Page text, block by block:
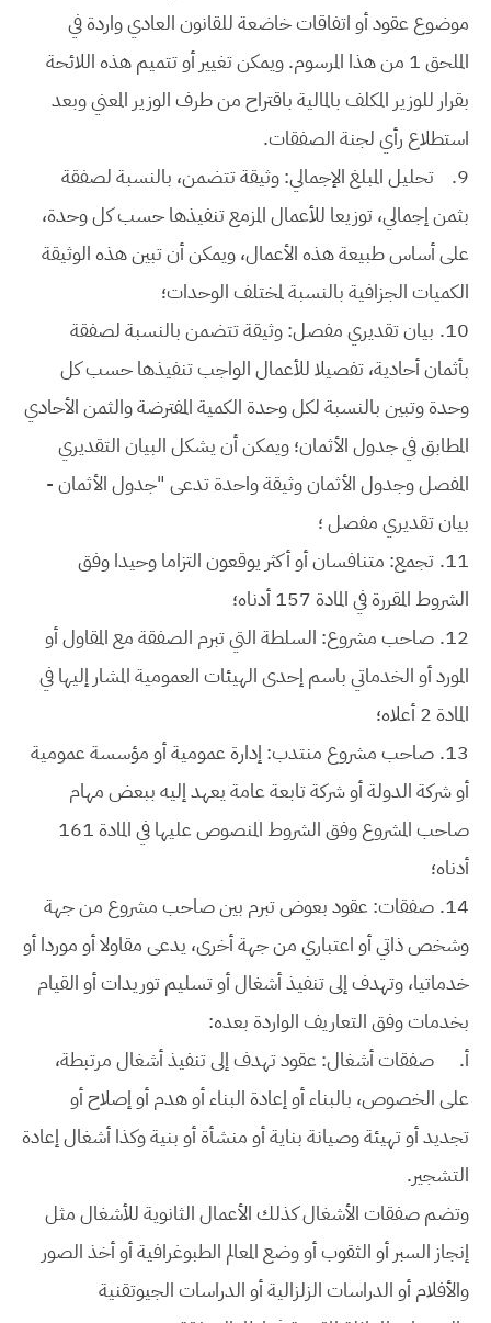
موضوع عقود أو اتفاقات خاضعة للقانون العادي واردة في
الملحق 1 من هذا المرسوم. ويمكن تغيير أو تتميم هذه اللائحة
بقرار للوزير المكلف بالمالية باقتراح من طرف الوزير المعني وبعد
استطلاع رأي لجنة الصفقات.
9.
تحليل المبلغ الإجمالي: وثيقة تتضمن، بالنسبة لصفقة
بثمن إجمالي، توزيعا للأعمال المزمع تنفيذها حسب كل وحدة،
على أساس طبيعة هذه الأعمال، ويمكن أن تبين هذه الوثيقة
الكميات الجزافية بالنسبة لمختلف الوحدات؛
10. بيان تقديري مفصل: وثيقة تتضمن بالنسبة لصفقة
بأثمان أحادية، تفصيلا للأعمال الواجب تنفيذها حسب كل
وحدة وتبين بالنسبة لكل وحدة الكمية المفترضة والثمن الأحادي
المطابق في جدول الأثمان؛ ويمكن أن يشكل البيان التقديري
المفصل وجدول الأثمان وثيقة واحدة تدعى "جدول الأثمان -
بيان تقديري مفصل ؛
11. تجمع: متنافسان أو أكثر يوقعون التزاما وحيدا وفق
الشروط المقررة في المادة 157 أدناه؛
12. صاحب مشروع: السلطة التي تبرم الصفقة مع المقاول أو
المورد أو الخدماتي باسم إحدى الهيئات العمومية المشار إليها في
المادة 2 أعلاه؛
13. صاحب مشروع منتدب: إدارة عمومية أو مؤسسة عمومية
أو شركة الدولة أو شركة تابعة عامة يعهد إليه ببعض مهام
صاحب المشروع وفق الشروط المنصوص عليها في المادة 161
أدناه؛
14. صفقات: عقود بعوض تبرم بين صاحب مشروع من جهة
وشخص ذاتي أو اعتباري من جهة أخرى، يدعى مقاولا أو موردا أو
خدماتيا، وتهدف إلى تنفيذ أشغال أو تسليم توريدات أو القيام
بخدمات وفق التعاريف الواردة بعده:
‌أ.
صفقات أشغال: عقود تهدف إلى تنفيذ أشغال مرتبطة،
على الخصوص، بالبناء أو إعادة البناء أو هدم أو إصلاح أو
تجديد أو تهيئة وصيانة بناية أو منشأة أو بنية وكذا أشغال إعادة
التشجير.
وتضم صفقات الأشغال كذلك الأعمال الثانوية للأشغال مثل
إنجاز السبر أو الثقوب أو وضع المعالم الطبوغرافية أو أخذ الصور
والأفلام أو الدراسات الزلزالية أو الدراسات الجيوتقنية